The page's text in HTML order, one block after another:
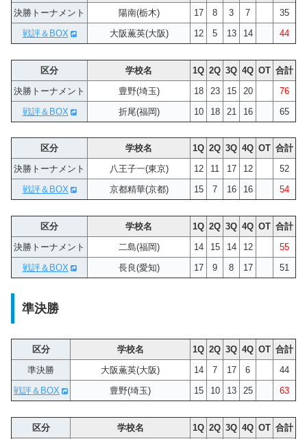
決勝トーナメント
陽南(栃木) 17 8 3 7
35
戦評＆BOX
大阪薫英(大阪) 12 5 13 14 44
区分 学校名 1Q 2Q 3Q 4Q OT 合計
決勝トーナメント
豊野(埼玉) 18 23 15 20
76
戦評＆BOX
折尾(福岡) 10 18 21 16 65
区分 学校名 1Q 2Q 3Q 4Q OT 合計
決勝トーナメント
八王子一(東京) 12 11 17 12
52
戦評＆BOX
京都精華(京都) 15 7 16 16 54
区分 学校名 1Q 2Q 3Q 4Q OT 合計
決勝トーナメント
二島(福岡) 14 15 14 12
55
戦評＆BOX
長良(愛知) 17 9 8 17 51
準決勝
区分 学校名 1Q 2Q 3Q 4Q OT 合計
準決勝
大阪薫英(大阪) 14 7 17 6
44
戦評＆BOX
豊野(埼玉) 15 10 13 25 63
区分 学校名 1Q 2Q 3Q 4Q OT 合計